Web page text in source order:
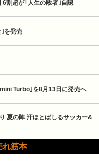
6割超が｢人生の敗者｣自認
を発売
Turbo｣を8月13日に発売へ
夏の陣 汗ほとばしるサッカー&
れ筋本